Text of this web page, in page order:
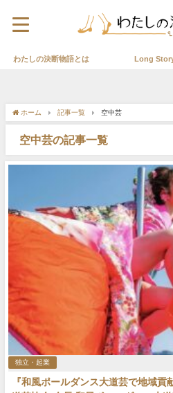
わたしの決断物語とは Long
ホーム 記事一覧 空中芸
空中芸の記事一覧
独立・起業
『和風ポールダンス大道芸で地域